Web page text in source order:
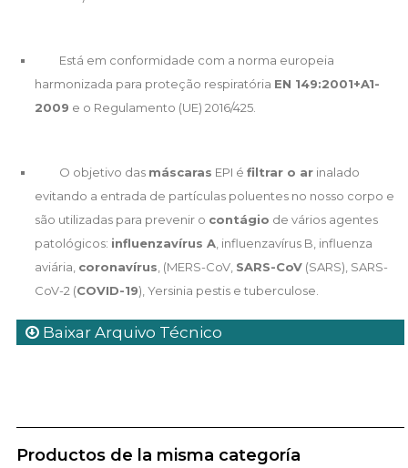
Está em conformidade com a norma europeia
harmonizada para proteção respiratória EN 149:2001+A1-
2009 e o Regulamento (UE) 2016/425.
O objetivo das máscaras EPI é filtrar o arinalado
evitando a entrada de partículas poluentes no nosso corpo e
são utilizadas para prevenir o contágio de vários agentes
patológicos: influenzavírus A, influenzavírus B, influenza
aviária, coronavírus , (MERS-CoV, SARS-CoV(SARS), SARS-
CoV-2 (COVID-19), Yersinia pestise tuberculose.
Baixar Arquivo Técnico
Productos de la misma categoría